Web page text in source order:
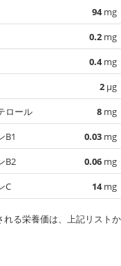
94mg
0.2 mg
0.4mg
2 µg
ロール
8 mg
B1
0.03 mg
B2
0.06 mg
C
14mg
る栄養価は、上記リストか